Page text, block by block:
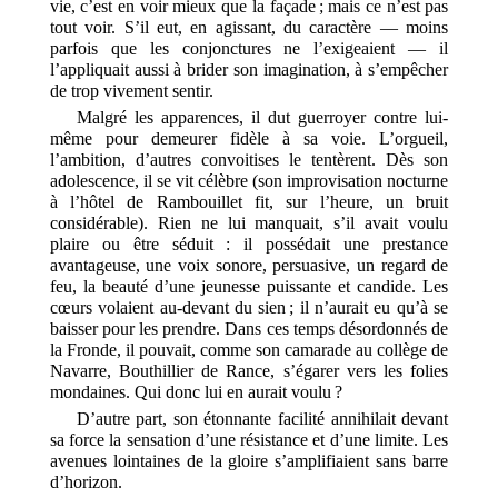
vie, c’est en voir mieux que la façade ; mais ce n’est pas
tout voir. S’il eut, en agissant, du caractère — moins
parfois que les conjonctures ne l’exigeaient — il
l’appliquait aussi à brider son imagination, à s’empêcher
de trop vivement sentir.
Malgré les apparences, il dut guerroyer contre lui-
même pour demeurer fidèle à sa voie. L’orgueil,
l’ambition, d’autres convoitises le tentèrent. Dès son
adolescence, il se vit célèbre (son improvisation nocturne
à l’hôtel de Rambouillet fit, sur l’heure, un bruit
considérable). Rien ne lui manquait, s’il avait voulu
plaire ou être séduit : il possédait une prestance
avantageuse, une voix sonore, persuasive, un regard de
feu, la beauté d’une jeunesse puissante et candide. Les
cœurs volaient au-devant du sien ; il n’aurait eu qu’à se
baisser pour les prendre. Dans ces temps désordonnés de
la Fronde, il pouvait, comme son camarade au collège de
Navarre, Bouthillier de Rance, s’égarer vers les folies
mondaines. Qui donc lui en aurait voulu ?
D’autre part, son étonnante facilité annihilait devant
sa force la sensation d’une résistance et d’une limite. Les
avenues lointaines de la gloire s’amplifiaient sans barre
d’horizon.